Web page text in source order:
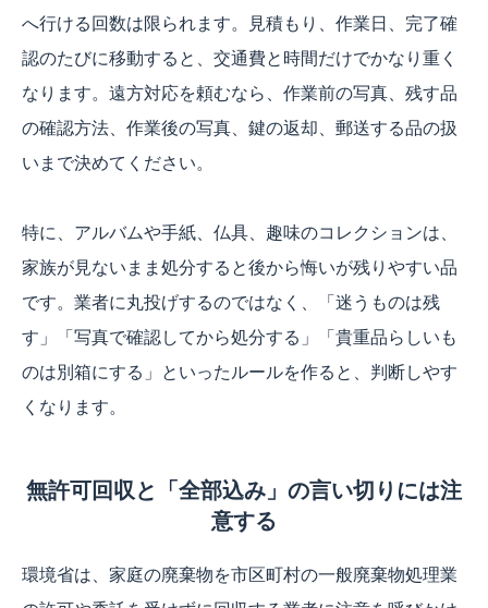
へ行ける回数は限られます。見積もり、作業日、完了確
認のたびに移動すると、交通費と時間だけでかなり重く
なります。遠方対応を頼むなら、作業前の写真、残す品
の確認方法、作業後の写真、鍵の返却、郵送する品の扱
いまで決めてください。
特に、アルバムや手紙、仏具、趣味のコレクションは、
家族が見ないまま処分すると後から悔いが残りやすい品
です。業者に丸投げするのではなく、「迷うものは残
す」「写真で確認してから処分する」「貴重品らしいも
のは別箱にする」といったルールを作ると、判断しやす
くなります。
無許可回収と「全部込み」の言い切りには注
意する
環境省は、家庭の廃棄物を市区町村の一般廃棄物処理業